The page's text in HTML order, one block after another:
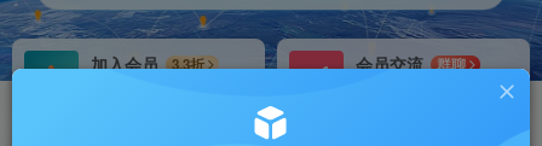
加入会员
3.3折
会员交流
群聊